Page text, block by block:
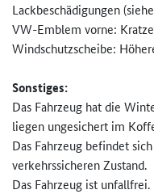
Lackbeschädigungen
VW-Emblem vorne:
Windschutzscheibe:
Sonstiges:
Das Fahrzeug hat die
liegen ungesichert im
Das Fahrzeug befindet
verkehrssicheren Zustand.
Das Fahrzeug ist unfallfrei.